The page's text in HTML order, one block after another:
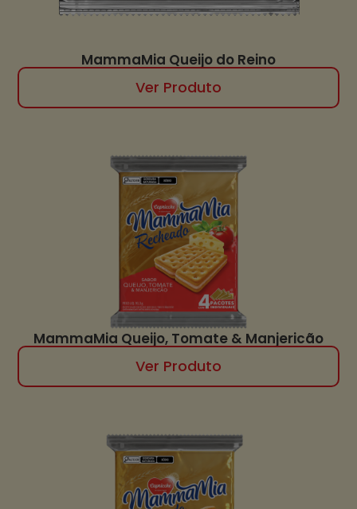
MammaMia Queijo do Reino
Ver Produto
MammaMia Queijo, Tomate & Manjericão
Ver Produto